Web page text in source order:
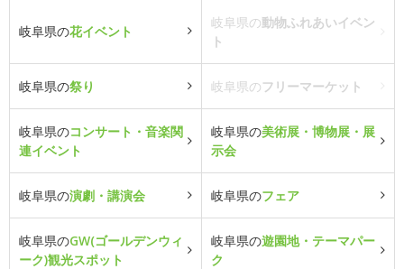
岐阜県の花イベント
岐阜県の動物ふれあいイベン
ト
岐阜県の祭り 岐阜県のフリーマーケット
岐阜県のコンサート・音楽関
連イベント
岐阜県の美術展・博物展・展
示会
岐阜県の演劇・講演会 岐阜県のフェア
岐阜県のGW(ゴールデンウィ
ーク)観光スポット
岐阜県の遊園地・テーマパー
ク